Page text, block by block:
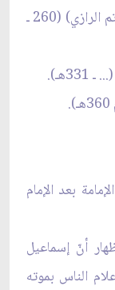
أحمد بن حمدان بن أحمد الورثنياني (أبوحاتم الرازي) (260 ـ
بعد الإمام
أنّ إسماعيل
الناس بموته